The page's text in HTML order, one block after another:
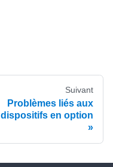
Suivant
Problèmes liés aux
dispositifs en option